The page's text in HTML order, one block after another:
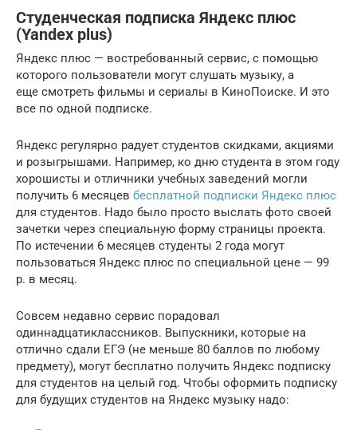
Студенческая подписка Яндекс плюс
(Yandex plus)
Яндекс плюс — востребованный сервис, с помощью
которого пользователи могут слушать музыку, а
еще смотреть фильмы и сериалы в КиноПоиске. И это
все по одной подписке.
Яндекс регулярно радует студентов скидками, акциями
и розыгрышами. Например, ко дню студента в этом году
хорошисты и отличники учебных заведений могли
получить 6 месяцев бесплатной подписки Яндекс плюс
для студентов. Надо было просто выслать фото своей
зачетки через специальную форму страницы проекта.
По истечении 6 месяцев студенты 2 года могут
пользоваться Яндекс плюс по специальной цене — 99
р. в месяц.
Совсем недавно сервис порадовал
одиннадцатиклассников. Выпускники, которые на
отлично сдали ЕГЭ (не меньше 80 баллов по любому
предмету), могут бесплатно получить Яндекс подписку
для студентов на целый год. Чтобы оформить подписку
для будущих студентов на Яндекс музыку надо: